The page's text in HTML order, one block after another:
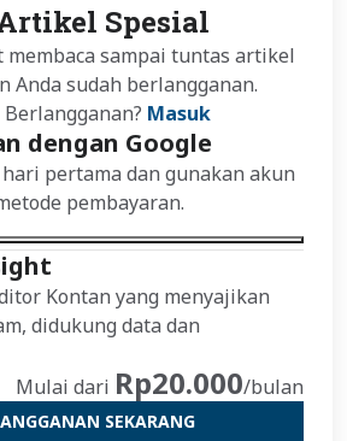
Spesial
sampai tuntas artikel
Anda sudah berlangganan.
Berlangganan? Masuk
dengan Google
pertama dan gunakan akun
pembayaran.
Kontan yang menyajikan
didukung data dan
Mulai dari Rp20.000/bulan
SEKARANG